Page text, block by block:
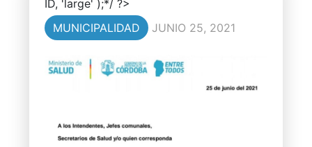
ID, 'large' );*/ ?>
MUNICIPALIDAD
JUNIO 25, 2021